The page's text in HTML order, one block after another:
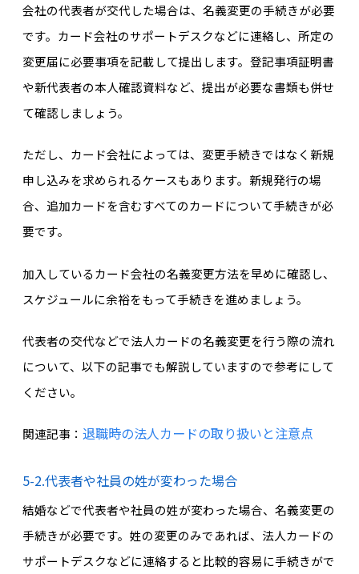
会社の代表者が交代した場合は、名義変更の手続きが必要
です。カード会社のサポートデスクなどに連絡し、所定の
変更届に必要事項を記載して提出します。登記事項証明書
や新代表者の本人確認資料など、提出が必要な書類も併せ
て確認しましょう。
ただし、カード会社によっては、変更手続きではなく新規
申し込みを求められるケースもあります。新規発行の場
合、追加カードを含むすべてのカードについて手続きが必
要です。
加入しているカード会社の名義変更方法を早めに確認し、
スケジュールに余裕をもって手続きを進めましょう。
代表者の交代などで法人カードの名義変更を行う際の流れ
について、以下の記事でも解説していますので参考にして
ください。
関連記事： 退職時の法人カードの取り扱いと注意点
5-2.代表者や社員の姓が変わった場合
結婚などで代表者や社員の姓が変わった場合、名義変更の
手続きが必要です。姓の変更のみであれば、法人カードの
サポートデスクなどに連絡すると比較的容易に手続きがで